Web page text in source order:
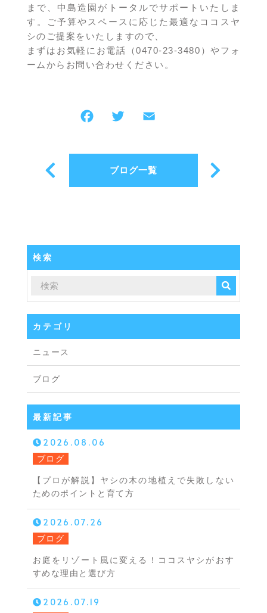
まで、中島造園がトータルでサポートいたしま
す。ご予算やスペースに応じた最適なココスヤ
シのご提案をいたしますので、
まずはお気軽にお電話（0470-23-3480）やフォ
ームからお問い合わせください。
ブログ一覧
検索
カテゴリ
ニュース
ブログ
最新記事
2026.08.06
ブログ
【プロが解説】ヤシの木の地植えで失敗しない
ためのポイントと育て方
2026.07.26
ブログ
お庭をリゾート風に変える！ココスヤシがおす
すめな理由と選び方
2026.07.19